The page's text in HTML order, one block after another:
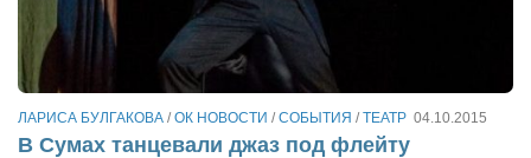
Художники
Надія Белокур
Леонтий Костур
ЛАРИСА БУЛГАКОВА /ОК НОВОСТИ /СОБЫТИЯ /ТЕАТР 04.10.2015
В Сумах танцевали джаз под флейту